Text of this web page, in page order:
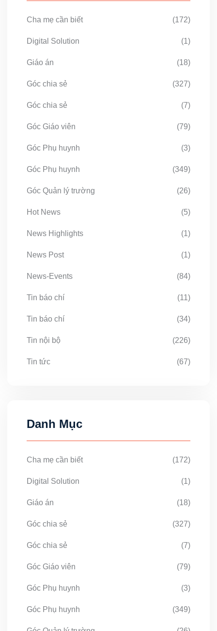
Cha mẹ cần biết (172)
Digital Solution (1)
Giáo án (18)
Góc chia sẻ (327)
Góc chia sẻ (7)
Góc Giáo viên (79)
Góc Phụ huynh (3)
Góc Phụ huynh (349)
Góc Quản lý trường (26)
Hot News (5)
News Highlights (1)
News Post (1)
News-Events (84)
Tin báo chí (11)
Tin báo chí (34)
Tin nội bộ (226)
Tin tức (67)
Danh Mục
Cha mẹ cần biết (172)
Digital Solution (1)
Giáo án (18)
Góc chia sẻ (327)
Góc chia sẻ (7)
Góc Giáo viên (79)
Góc Phụ huynh (3)
Góc Phụ huynh (349)